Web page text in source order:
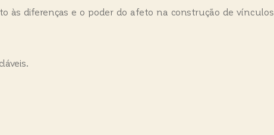
às diferenças e o poder do afeto na construção de vínculos.